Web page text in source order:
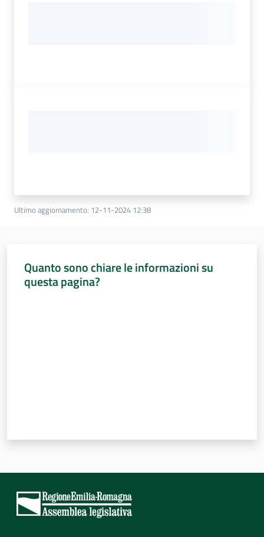
Ultimo aggiornamento: 12-11-2024 12:38
Quanto sono chiare le informazioni su
questa pagina?